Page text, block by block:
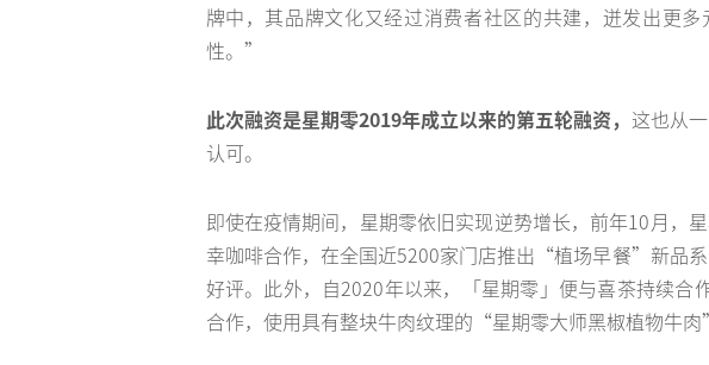
牌中，其品牌文化又经过消费者社区的共建，迸发出更
性。”
此次融资是星期零2019年成立以来的第五轮融资， 这也从
认可。
即使在疫情期间，星期零依旧实现逆势增长，前年10月
幸咖啡合作，在全国近5200家门店推出“植场早餐”新品
好评。此外，自2020年以来，「星期零」便与喜茶持续
合作，使用具有整块牛肉纹理的“星期零大师黑椒植物牛肉